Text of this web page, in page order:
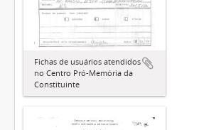
Fichas de usuários atendidos
no Centro Pró-Memória da
Constituinte